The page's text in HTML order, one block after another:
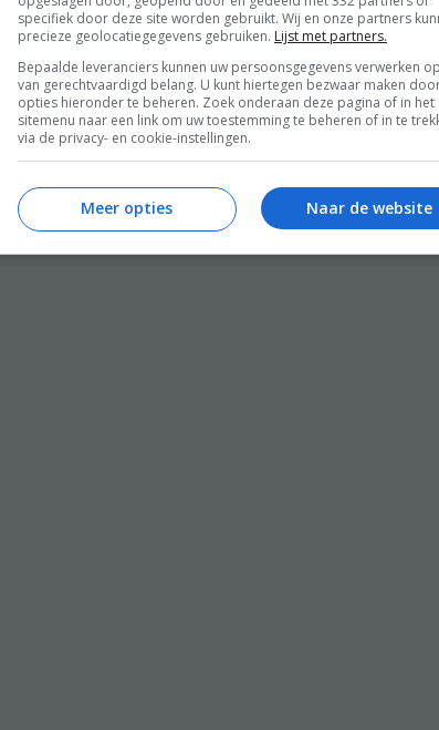
specifiek door deze site worden gebruikt. Wij en onze partners
precieze geolocatiegegevens gebruiken. Lijst met partners.
Bepaalde leveranciers kunnen uw persoonsgegevens verwerken
van gerechtvaardigd belang. U kunt hiertegen bezwaar maken
opties hieronder te beheren. Zoek onderaan deze pagina of in het
sitemenu naar een link om uw toestemming te beheren of in te
via de privacy- en cookie-instellingen.
Naar de website
Meer opties